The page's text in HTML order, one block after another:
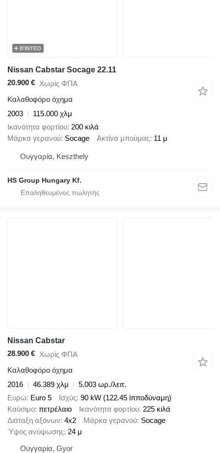
ΒΊΝΤΕΟ
Nissan Cabstar Socage 22.11
20.900 € Χωρίς ΦΠΑ
Καλαθοφόρο όχημα
2003
115.000 χλμ
Ικανότητα φορτίου 200 κιλά
Μάρκα γερανού Socage Ακτίνα μπούμας 11 μ
Ουγγαρία, Keszthely
HS Group Hungary Kf.
Nissan Cabstar
28.900 € Χωρίς ΦΠΑ
Καλαθοφόρο όχημα
2016
46.389 χλμ
5.003 ωρ./λειτ.
Ευρώ Euro 5 Ισχύς 90 kW (122.45 ίπποδύναμη)
Καύσιμο πετρέλαιο Ικανότητα φορτίου 225 κιλά
Διάταξη αξόνων 4x2 Μάρκα γερανού Socage
Ύψος ανύψωσης 24 μ
Ουγγαρία, Gyor